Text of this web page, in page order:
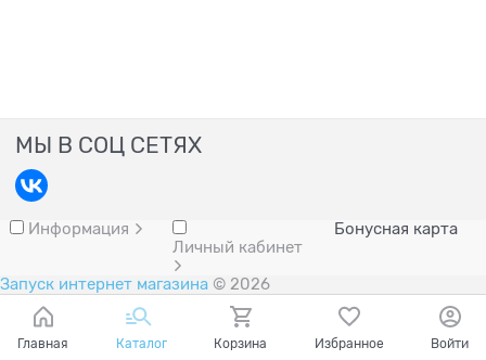
МЫ В СОЦ СЕТЯХ
Информация
Личный кабинет
Бонусная карта
Запуск интернет магазина © 2026
Главная Каталог Корзина Избранное Войти